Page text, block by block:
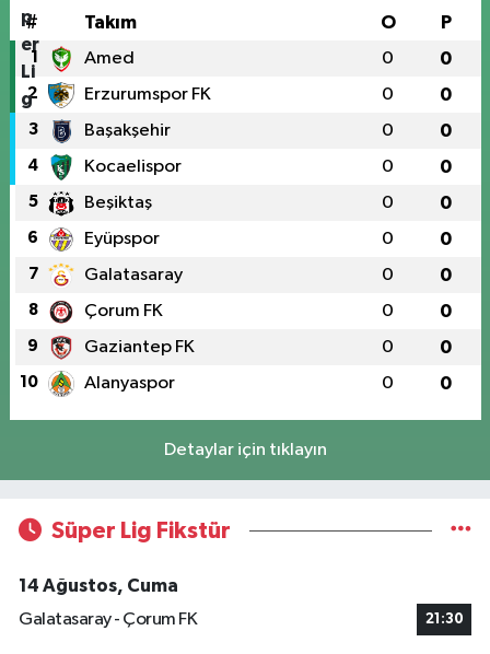
# Takım O P
1 Amed 0 0
2 Erzurumspor FK 0 0
3 Başakşehir 0 0
4 Kocaelispor 0 0
5 Beşiktaş 0 0
6 Eyüpspor 0 0
7 Galatasaray 0 0
8 Çorum FK 0 0
9 Gaziantep FK 0 0
10 Alanyaspor 0 0
Detaylar için tıklayın
Süper Lig Fikstür
14 Ağustos, Cuma
Galatasaray - Çorum FK
21:30